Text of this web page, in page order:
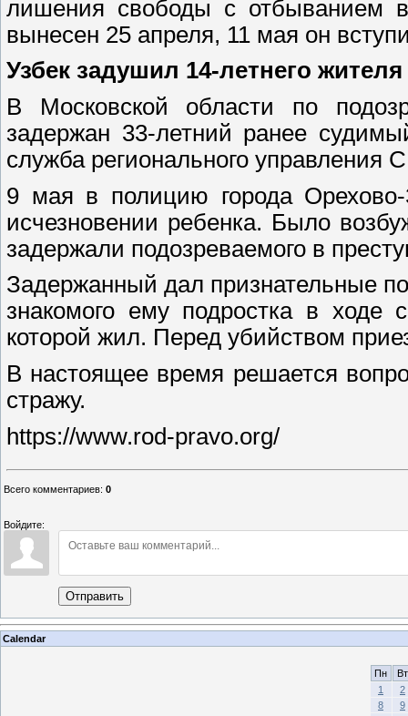
лишения свободы с отбыванием
вынесен 25 апреля, 11 мая он
Узбек задушил 14-летнего
В Московской области по
задержан 33-летний ранее
служба регионального управления
9 мая в полицию города Орехово-
исчезновении ребенка. Было
задержали подозреваемого в
Задержанный дал признательные
знакомого ему подростка в
которой жил. Перед убийством
В настоящее время решается
стражу.
https://www.rod-pravo.org/
Всего комментариев: 0
Войдите:
Отправить
Calendar
Пн
Вт
1
2
8
9